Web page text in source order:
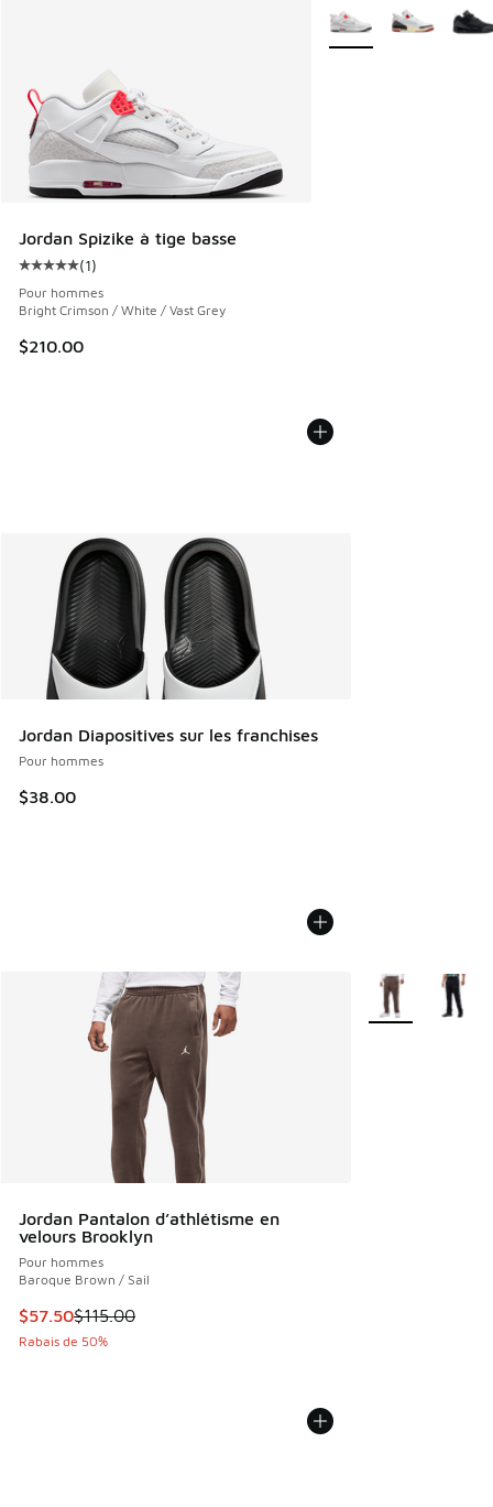
Jordan Spizike à tige basse
Cote moyenne du client - [5 sur 5 étoiles], 1 commentaires
(1)
Pour hommes
Bright Crimson / White / Vast Grey
$210.00
Plus de couleurs
Jordan Diapositives sur les franchises
Pour hommes
$38.00
Jordan Pantalon d’athlétisme en
velours Brooklyn
Pour hommes
Baroque Brown / Sail
Cet article est en solde. Le prix est passé de $115.00 à
$57.50$115.00
Rabais de 50%
Plus de couleurs